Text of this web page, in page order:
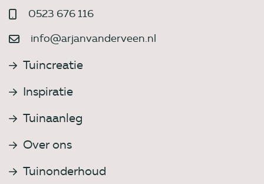
0523 676 116
info@arjanvanderveen.nl
Tuincreatie
Inspiratie
Tuinaanleg
Over ons
Tuinonderhoud